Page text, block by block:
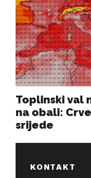
KONTAKT